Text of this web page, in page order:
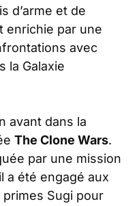
d’arme et de
enrichie par une
avec
la Galaxie
avant dans la
The Clone Wars.
par une mission
a été engagé aux
Sugi pour